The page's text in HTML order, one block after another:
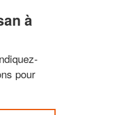
à
pour